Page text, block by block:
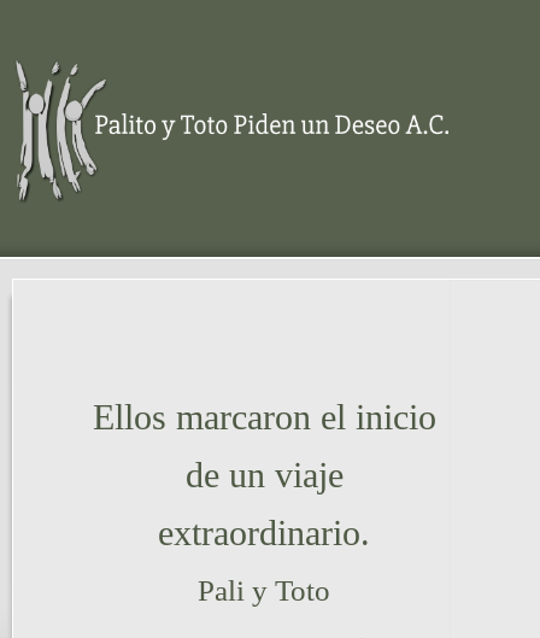
Ellos marcaron el inicio
de un viaje
extraordinario.
Pali y Toto